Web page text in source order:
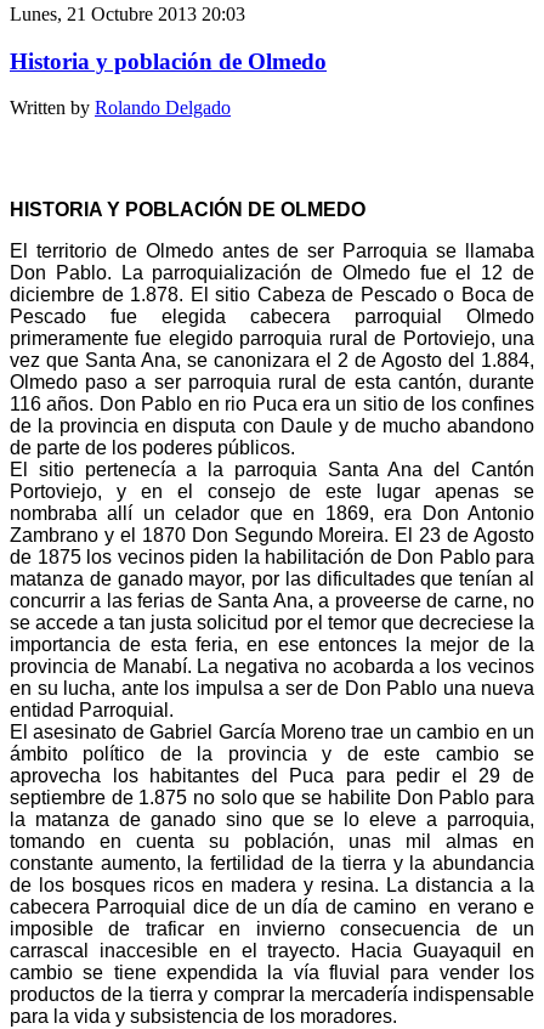
Lunes, 21 Octubre 2013 20:03
Historia y población de Olmedo
Written by Rolando Delgado
HISTORIA Y POBLACIÓN DE OLMEDO
El territorio de Olmedo antes de ser Parroquia se llamaba
Don Pablo. La parroquialización de Olmedo fue el 12 de
diciembre de 1.878. El sitio Cabeza de Pescado o Boca de
Pescado fue elegida cabecera parroquial Olmedo
primeramente fue elegido parroquia rural de Portoviejo, una
vez que Santa Ana, se canonizara el 2 de Agosto del 1.884,
Olmedo paso a ser parroquia rural de esta cantón, durante
116 años. Don Pablo en rio Puca era un sitio de los confines
de la provincia en disputa con Daule y de mucho abandono
de parte de los poderes públicos.
El sitio pertenecía a la parroquia Santa Ana del Cantón
Portoviejo, y en el consejo de este lugar apenas se
nombraba allí un celador que en 1869, era Don Antonio
Zambrano y el 1870 Don Segundo Moreira. El 23 de Agosto
de 1875 los vecinos piden la habilitación de Don Pablo para
matanza de ganado mayor, por las dificultades que tenían al
concurrir a las ferias de Santa Ana, a proveerse de carne, no
se accede a tan justa solicitud por el temor que decreciese la
importancia de esta feria, en ese entonces la mejor de la
provincia de Manabí. La negativa no acobarda a los vecinos
en su lucha, ante los impulsa a ser de Don Pablo una nueva
entidad Parroquial.
El asesinato de Gabriel García Moreno trae un cambio en un
ámbito político de la provincia y de este cambio se
aprovecha los habitantes del Puca para pedir el 29 de
septiembre de 1.875 no solo que se habilite Don Pablo para
la matanza de ganado sino que se lo eleve a parroquia,
tomando en cuenta su población, unas mil almas en
constante aumento, la fertilidad de la tierra y la abundancia
de los bosques ricos en madera y resina. La distancia a la
cabecera Parroquial dice de un día de camino en verano e
imposible de traficar en invierno consecuencia de un
carrascal inaccesible en el trayecto. Hacia Guayaquil en
cambio se tiene expendida la vía fluvial para vender los
productos de la tierra y comprar la mercadería indispensable
para la vida y subsistencia de los moradores.